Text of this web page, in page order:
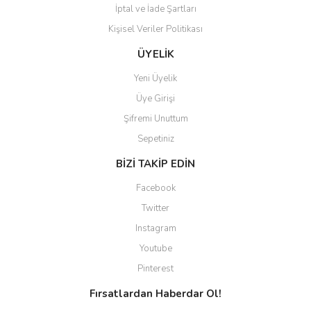
Gönder
İptal ve İade Şartları
Kişisel Veriler Politikası
ÜYELİK
Yeni Üyelik
Üye Girişi
Şifremi Unuttum
Sepetiniz
BİZİ TAKİP EDİN
Facebook
Twitter
Instagram
Youtube
Pinterest
Fırsatlardan Haberdar Ol!